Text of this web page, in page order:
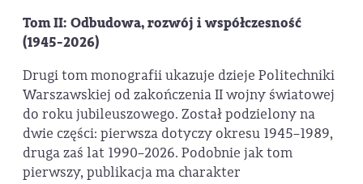
Tom II: Odbudowa, rozwój i współczesność
(1945-2026)
Drugi tom monografii ukazuje dzieje Politechniki
Warszawskiej od zakończenia II wojny światowej
do roku jubileuszowego. Został podzielony na
dwie części: pierwsza dotyczy okresu 1945–1989,
druga zaś lat 1990–2026. Podobnie jak tom
pierwszy, publikacja ma charakter